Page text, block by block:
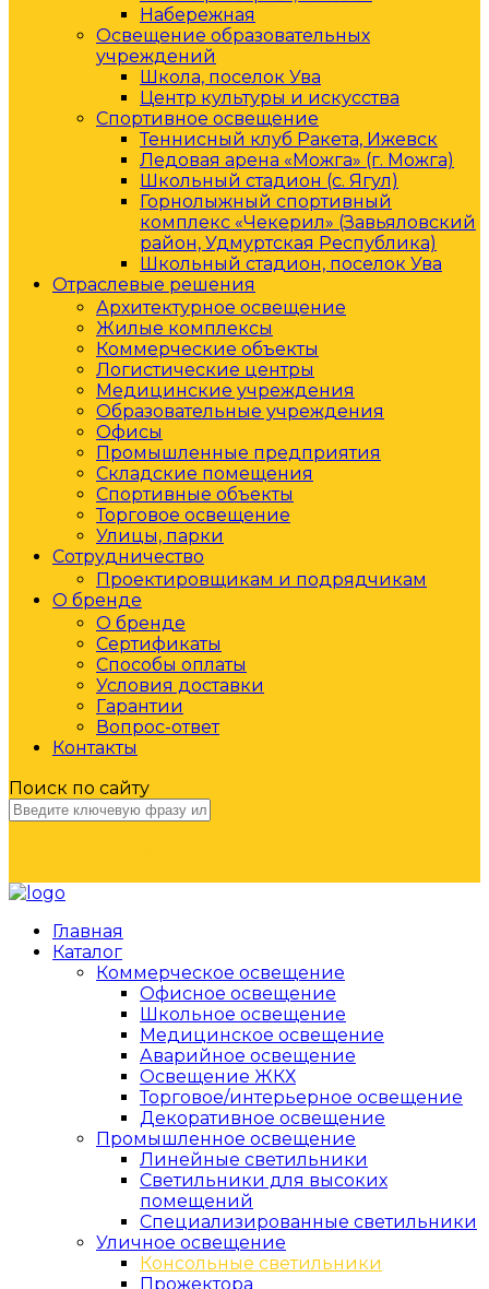
Набережная
Освещение образовательных
учреждений
Школа, поселок Ува
Центр культуры и искусства
Спортивное освещение
Теннисный клуб Ракета, Ижевск
Ледовая арена «Можга» (г. Можга)
Школьный стадион (с. Ягул)
Горнолыжный спортивный
комплекс «Чекерил» (Завьяловский
район, Удмуртская Республика)
Школьный стадион, поселок Ува
Отраслевые решения
Архитектурное освещение
Жилые комплексы
Коммерческие объекты
Логистические центры
Медицинские учреждения
Образовательные учреждения
Офисы
Промышленные предприятия
Складские помещения
Спортивные объекты
Торговое освещение
Улицы, парки
Сотрудничество
Проектировщикам и подрядчикам
О бренде
О бренде
Сертификаты
Способы оплаты
Условия доставки
Гарантии
Вопрос-ответ
Контакты
Поиск по сайту
Главная
Каталог
Коммерческое освещение
Офисное освещение
Школьное освещение
Медицинское освещение
Аварийное освещение
Освещение ЖКХ
Торговое/интерьерное освещение
Декоративное освещение
Промышленное освещение
Линейные светильники
Светильники для высоких
помещений
Специализированные светильники
Уличное освещение
Консольные светильники
Прожектора